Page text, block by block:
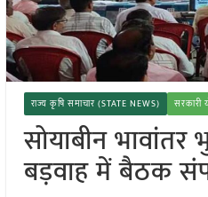
राज्य कृषि समाचार (STATE NEWS) सरकारी
सोयाबीन
बड़वाह में बैठक